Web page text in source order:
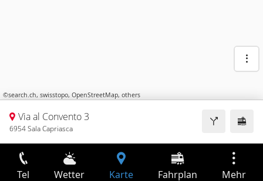
©search.ch, swisstopo, OpenStreetMap, others
Via al Convento 3
6954 Sala Capriasca
Tel Wetter Karte Fahrplan Mehr